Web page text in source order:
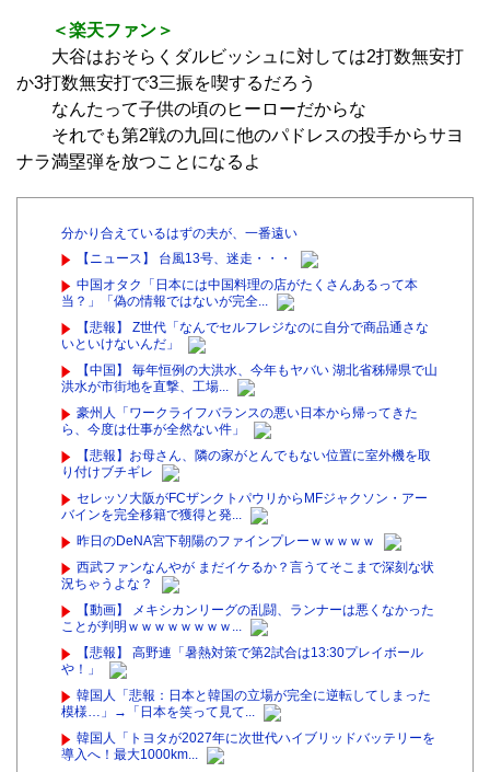
＜楽天ファン＞
大谷はおそらくダルビッシュに対しては2打数無安打
か3打数無安打で3三振を喫するだろう
なんたって子供の頃のヒーローだからな
それでも第2戦の九回に他のパドレスの投手からサヨ
ナラ満塁弾を放つことになるよ
分かり合えているはずの夫が、一番遠い
【ニュース】 台風13号、迷走・・・
中国オタク「日本には中国料理の店がたくさんあるって本
当？」「偽の情報ではないが完全...
【悲報】 Z世代「なんでセルフレジなのに自分で商品通さな
いといけないんだ」
【中国】 毎年恒例の大洪水、今年もヤバい 湖北省秭帰県で山
洪水が市街地を直撃、工場...
豪州人「ワークライフバランスの悪い日本から帰ってきた
ら、今度は仕事が全然ない件」
【悲報】お母さん、隣の家がとんでもない位置に室外機を取
り付けブチギレ
セレッソ大阪がFCザンクトパウリからMFジャクソン・アー
バインを完全移籍で獲得と発...
昨日のDeNA宮下朝陽のファインプレーｗｗｗｗｗ
西武ファンなんやが まだイケるか？言うてそこまで深刻な状
況ちゃうよな？
【動画】 メキシカンリーグの乱闘、ランナーは悪くなかった
ことが判明ｗｗｗｗｗｗｗｗ...
【悲報】 高野連「暑熱対策で第2試合は13:30プレイボール
や！」
韓国人「悲報：日本と韓国の立場が完全に逆転してしまった
模様…」→「日本を笑って見て...
韓国人「トヨタが2027年に次世代ハイブリッドバッテリーを
導入へ！最大1000km...